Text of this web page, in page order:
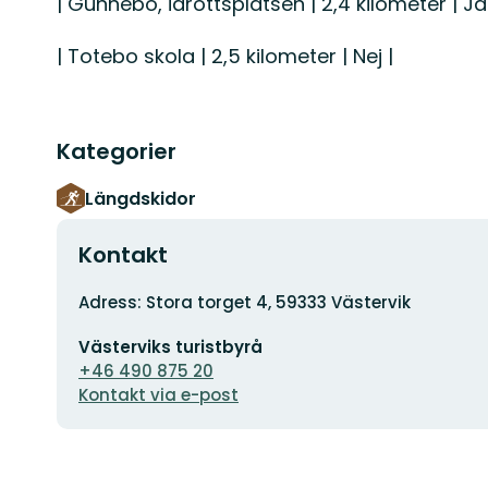
| Totebo skola | 2,5 kilometer | Nej |
Kategorier
Längdskidor
Kontakt
Adress
Adress: Stora torget 4, 59333 Västervik
postadress
Västerviks turistbyrå
+46 490 875 20
Kontakt via e-post